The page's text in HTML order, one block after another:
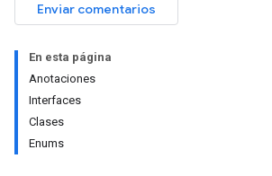
Enviar comentarios
En esta página
Anotaciones
Interfaces
Clases
Enums